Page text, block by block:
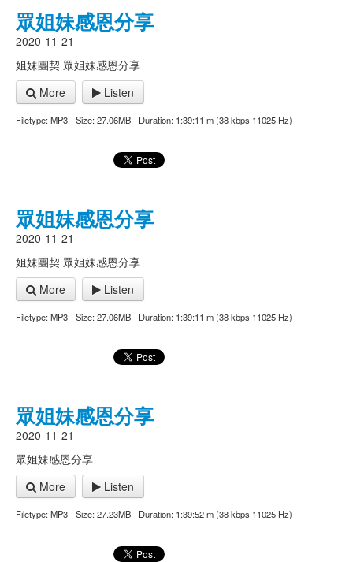
眾姐妹感恩分享
2020-11-21
姐妹團契 眾姐妹感恩分享
More
Listen
Filetype: MP3 - Size: 27.06MB - Duration: 1:39:11 m (38 kbps 11025 Hz)
眾姐妹感恩分享
2020-11-21
姐妹團契 眾姐妹感恩分享
More
Listen
Filetype: MP3 - Size: 27.06MB - Duration: 1:39:11 m (38 kbps 11025 Hz)
眾姐妹感恩分享
2020-11-21
眾姐妹感恩分享
More
Listen
Filetype: MP3 - Size: 27.23MB - Duration: 1:39:52 m (38 kbps 11025 Hz)